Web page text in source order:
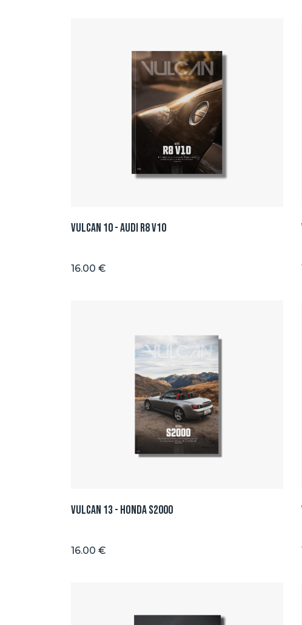
Vulcan 10 - Audi R8 V10
16.00 €
Vulcan 13 - Honda S2000
16.00 €